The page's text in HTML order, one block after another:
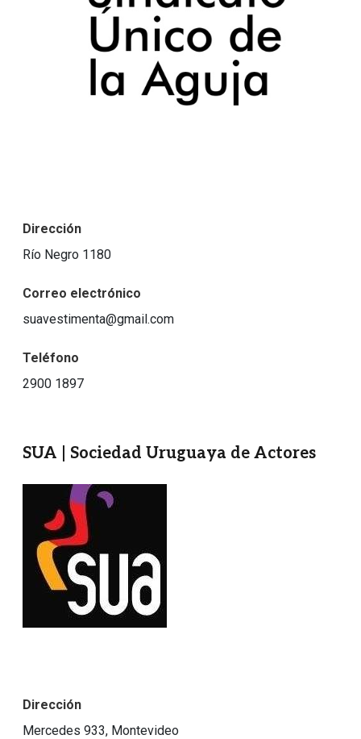
Dirección
Río Negro 1180
Correo electrónico
suavestimenta@gmail.com
Teléfono
2900 1897
SUA | Sociedad Uruguaya de Actores
Dirección
Mercedes 933, Montevideo